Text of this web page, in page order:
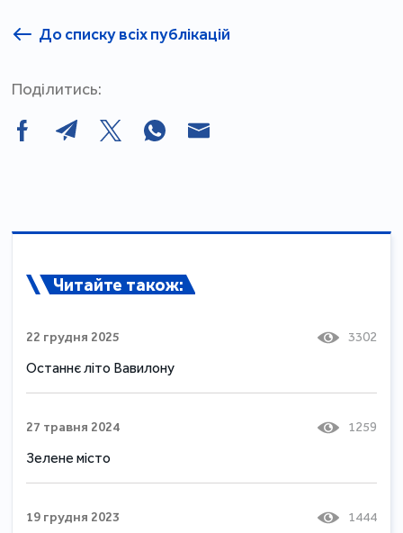
До списку всіх публікацій
Поділитись:
Читайте також:
22 грудня 2025 3302
Останнє літо Вавилону
27 травня 2024 1259
Зелене місто
19 грудня 2023 1444